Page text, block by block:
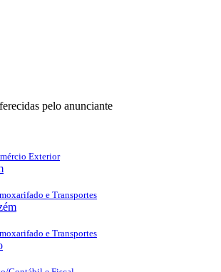
pelo anunciante
Exterior
e Transportes
e Transportes